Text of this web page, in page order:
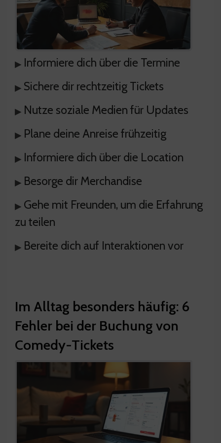
▸ Informiere dich über die Termine
▸ Sichere dir rechtzeitig Tickets
▸ Nutze soziale Medien für Updates
▸ Plane deine Anreise frühzeitig
▸ Informiere dich über die Location
▸ Besorge dir Merchandise
▸ Gehe mit Freunden, um die Erfahrung
zu teilen
▸ Bereite dich auf Interaktionen vor
Im Alltag besonders häufig: 6
Fehler bei der Buchung von
Comedy-Tickets